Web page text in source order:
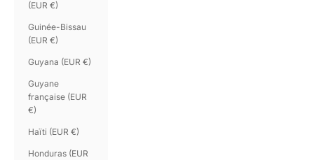
(EUR €)
Guinée-Bissau
(EUR €)
Guyana (EUR €)
Guyane
française (EUR
€)
Haïti (EUR €)
Honduras (EUR